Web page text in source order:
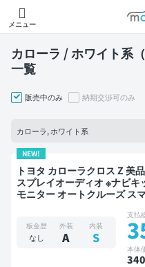
メニュー
カローラ / ホワイト系
一覧
販売中のみ 納期交渉可のみ
カローラ, ホワイト系
NEW!
トヨタ カローラクロス Z 美品 禁煙車 整備記録簿あり ディ
スプレイオーディオ ※ナビキ
モニター オートクルーズ ス
板金歴
なし
外装
A
内装
S
支払
本体
340